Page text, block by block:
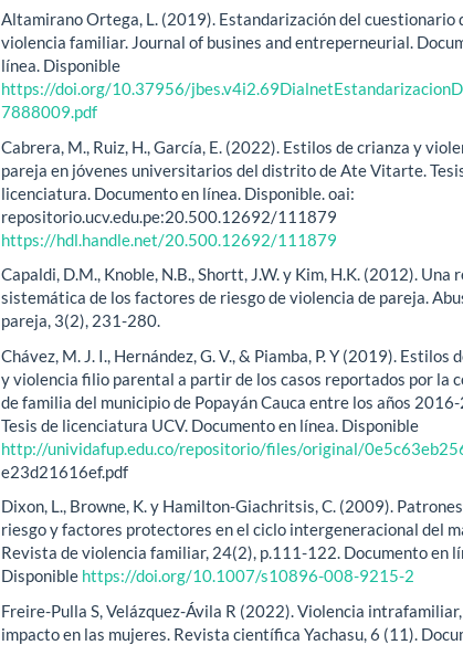
Altamirano Ortega, L. (2019). Estandarización del cuestionario
violencia familiar. Journal of busines and entreperneurial.
línea. Disponible
https://doi.org/10.37956/
7888009.pdf
Cabrera, M., Ruiz, H., García, E. (2022). Estilos de crianza y
pareja en jóvenes universitarios del distrito de Ate Vitarte.
licenciatura. Documento en línea. Disponible. oai:
repositorio.ucv.edu.pe:20.500.12692/111879
https://hdl.handle.net/20.500.12692/111879
Capaldi, D.M., Knoble, N.B., Shortt, J.W. y Kim, H.K. (2012). Una
sistemática de los factores de riesgo de violencia de pareja.
pareja, 3(2), 231-280.
Chávez, M. J. I., Hernández, G. V., & Piamba, P. Y (2019). Estilos
y violencia filio parental a partir de los casos reportados por la
de familia del municipio de Popayán Cauca entre los años 2016-
Tesis de licenciatura UCV. Documento en línea. Disponible
http://unividafup.edu.co/repositorio/files/original/
e23d21616ef.pdf
Dixon, L., Browne, K. y Hamilton-Giachritsis, C. (2009).
riesgo y factores protectores en el ciclo intergeneracional del
Revista de violencia familiar, 24(2), p.111-122. Documento en
Disponible https://doi.org/10.1007/s10896-008-9215-2
Freire-Pulla S, Velázquez-Ávila R (2022). Violencia
impacto en las mujeres. Revista científica Yachasu, 6 (11).